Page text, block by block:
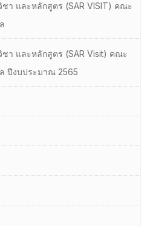
า และหลักสูตร (SAR VISIT) คณะ
า และหลักสูตร (SAR Visit) คณะ
ปีงบประมาณ 2565